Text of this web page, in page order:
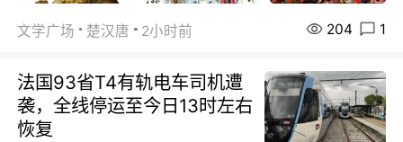
文学广场 楚汉唐 2小时前 204 1
法国93省T4有轨电车司机遭
袭，全线停运至今日13时左右
恢复